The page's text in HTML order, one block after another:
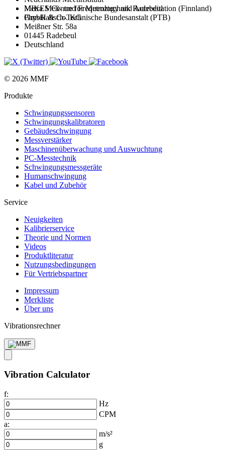
MIKES Centre for Metrology and Accreditation (Finnland)
Physikalisch-Technische Bundesanstalt (PTB)
Metra Meß- und Frequenztechnik Radebeul
GmbH & Co. KG
Meißner Str. 58a
01445 Radebeul
Deutschland
© 2026 MMF
Produkte
Schwingungs­sensoren
Schwingungs­kalibratoren
Gebäude­schwingung
Messverstärker
Maschinen­überwachung und Auswuchtung
PC-Messtechnik
Schwingungs­messgeräte
Human­schwingung
Kabel und Zubehör
Service
Neuigkeiten
Kalibrier­service
Theorie und Normen
Videos
Produkt­literatur
Nutzungs­bedingungen
Für Vertriebs­partner
Impressum
Merkliste
Über uns
Vibrationsrechner
Vibration Calculator
f:
Hz
CPM
a:
m/s²
g